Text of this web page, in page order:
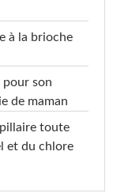
à la brioche
son
de maman
toute
et du chlore